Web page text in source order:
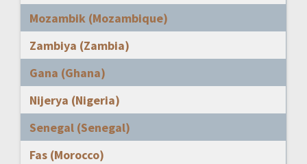
Mozambik (Mozambique)
Zambiya (Zambia)
Gana (Ghana)
Nijerya (Nigeria)
Senegal (Senegal)
Fas (Morocco)